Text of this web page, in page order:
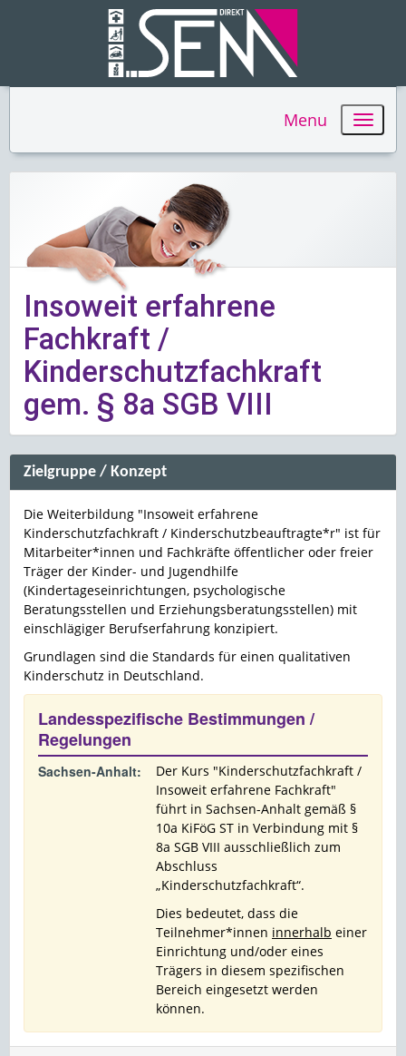
Menu
Insoweit erfahrene
Fachkraft /
Kinderschutzfachkraft
gem. § 8a SGB VIII
Zielgruppe / Konzept
Die Weiterbildung "Insoweit erfahrene
Kinderschutzfachkraft / Kinderschutzbeauftragte*r" ist für
Mitarbeiter*innen und Fachkräfte öffentlicher oder freier
Träger der Kinder- und Jugendhilfe
(Kindertageseinrichtungen, psychologische
Beratungsstellen und Erziehungsberatungsstellen) mit
einschlägiger Berufserfahrung konzipiert.
Grundlagen sind die Standards für einen qualitativen
Kinderschutz in Deutschland.
Landesspezifische Bestimmungen /
Regelungen
Sachsen-Anhalt:
Der Kurs "Kinderschutzfachkraft /
Insoweit erfahrene Fachkraft"
führt in Sachsen-Anhalt gemäß §
10a KiFöG ST in Verbindung mit §
8a SGB VIII ausschließlich zum
Abschluss
„Kinderschutzfachkraft“.
Dies bedeutet, dass die
Teilnehmer*innen innerhalb einer
Einrichtung und/oder eines
Trägers in diesem spezifischen
Bereich eingesetzt werden
können.